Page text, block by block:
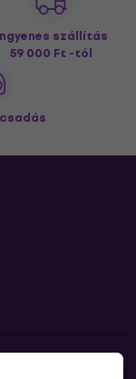
szállítás
59 000 Ft -tól